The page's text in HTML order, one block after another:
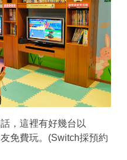
，這裡有好幾台以
免費玩。(Switch採預約